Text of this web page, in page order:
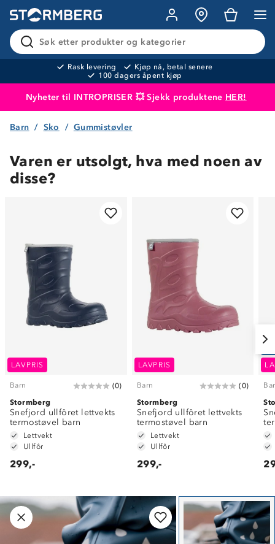
Søk etter produkter og kategorier
Rask levering
Kjøp nå, betal senere
100 dagers åpent kjøp
Nyheter til INTROPRISER 💥 Sjekk produktene HER!
Produktet er lagt i handlekurven
Barn Sko Gummistøvler
Varen er utsolgt, hva med noen av
disse?
LAVPRIS
Barn (0)
Stormberg
Snefjord ullfôret lettvekts
termostøvel barn
Lettvekt
Ullfôr
299,-
LAVPRIS
Barn (0)
Stormberg
Snefjord ullfôret lettvekts
termostøvel barn
Lettvekt
Ullfôr
299,-